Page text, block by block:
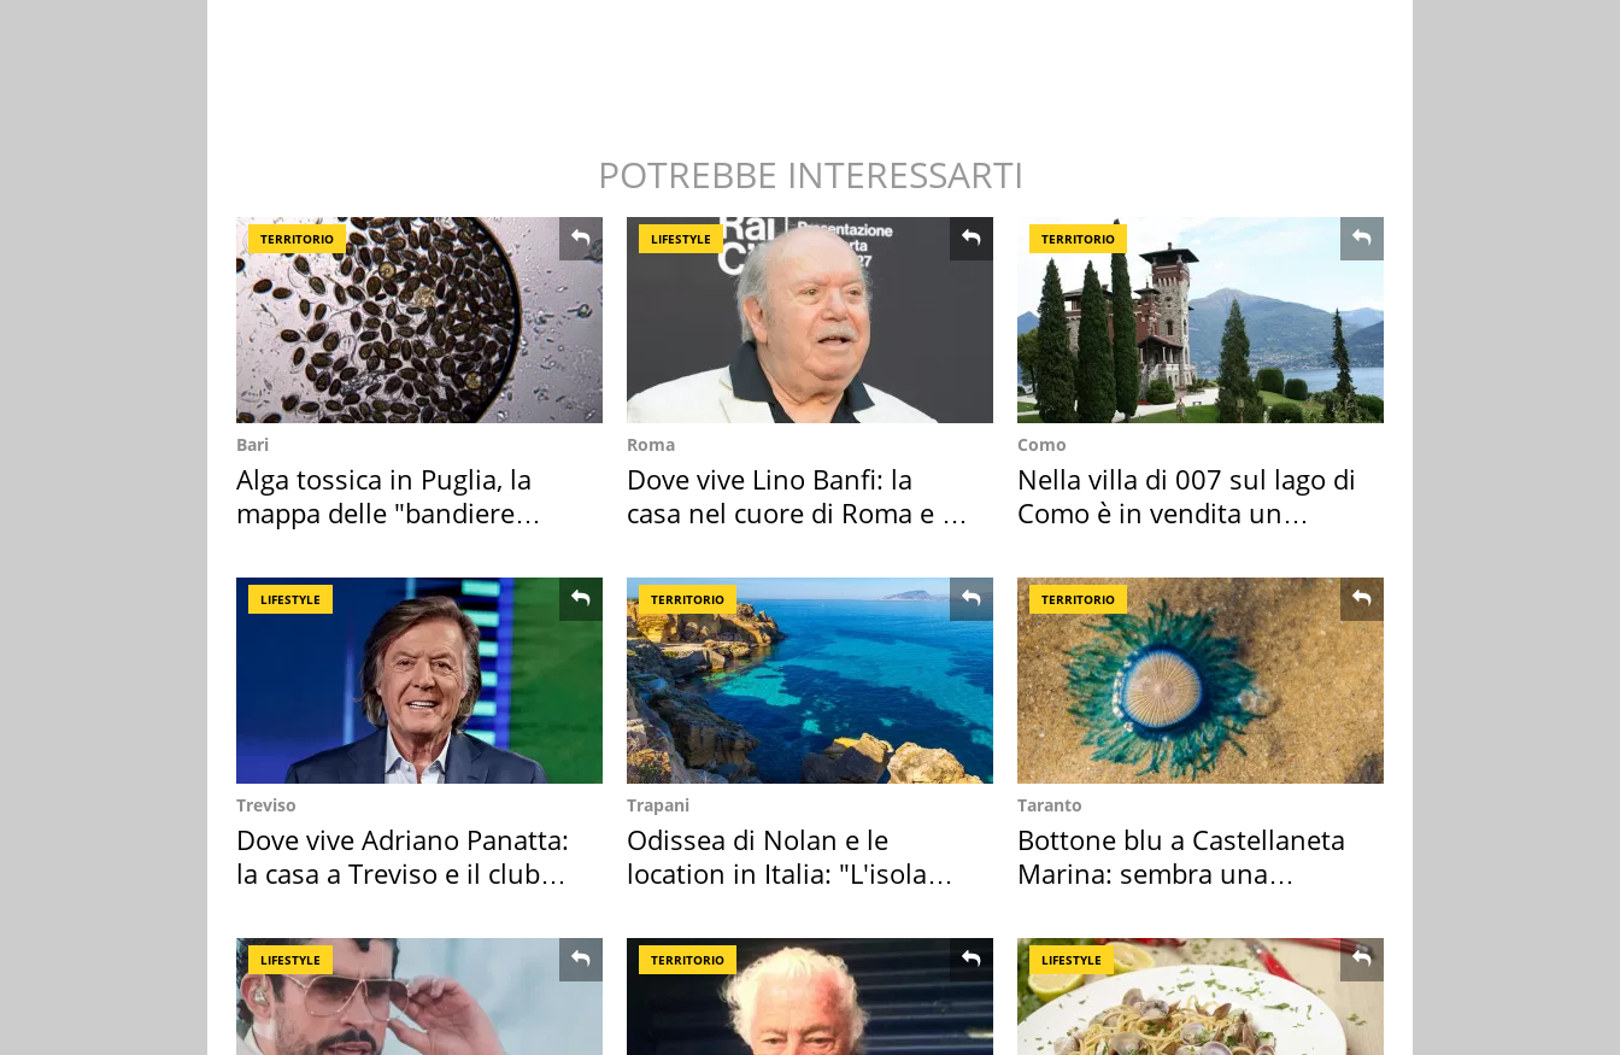
POTREBBE INTERESSARTI
TERRITORIO
Bari
Alga tossica in Puglia, la
mappa delle "bandiere
LIFESTYLE
Roma
Dove vive Lino Banfi: la
casa nel cuore di Roma e i
TERRITORIO
Como
Nella villa di 007 sul lago di
Como è in vendita un
LIFESTYLE
Treviso
Dove vive Adriano Panatta:
la casa a Treviso e il club
TERRITORIO
Trapani
Odissea di Nolan e le
location in Italia: "L'isola
TERRITORIO
Taranto
Bottone blu a Castellaneta
Marina: sembra una
LIFESTYLE TERRITORIO LIFESTYLE